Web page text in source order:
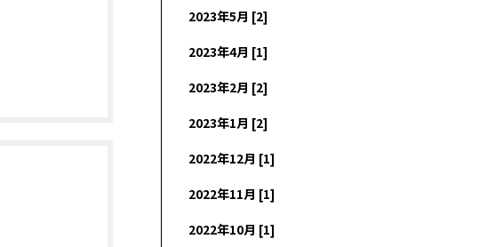
2023年5月 [2]
2023年4月 [1]
2023年2月 [2]
2023年1月 [2]
2022年12月 [1]
2022年11月 [1]
2022年10月 [1]